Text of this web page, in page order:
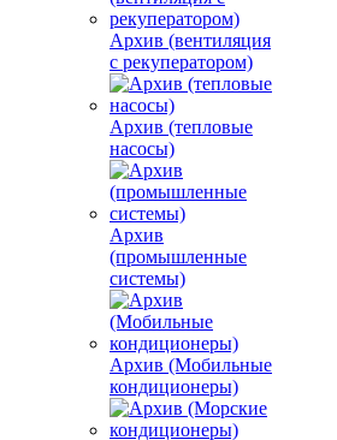
Архив (вентиляция
с рекуператором)
Архив (тепловые
насосы)
Архив
(промышленные
системы)
Архив (Мобильные
кондиционеры)